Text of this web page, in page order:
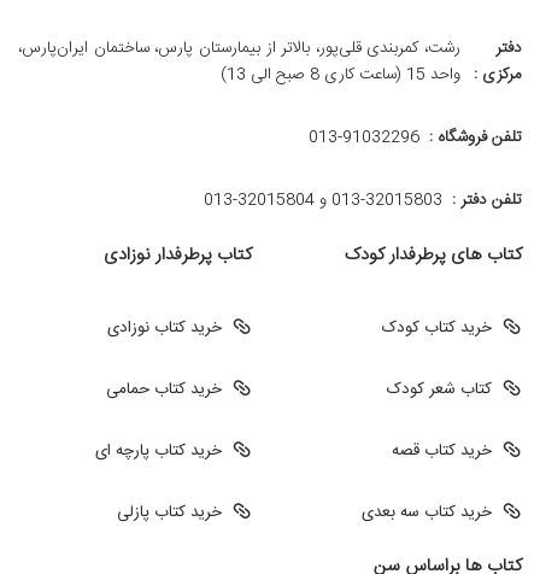
دفتر
مرکزی :
رشت، کمربندی قلی‌پور، بالاتر از بیمارستان پارس، ساختمان ایران‌پارس،
واحد 15 (ساعت کاری 8 صبح الی 13)
تلفن فروشگاه : 013-91032296
تلفن دفتر : 013-32015803 و 32015804-013
کتاب های پرطرفدار کودک
خرید کتاب کودک
کتاب شعر کودک
خرید کتاب قصه
خرید کتاب سه بعدی
کتاب پرطرفدار نوزادی
خرید کتاب نوزادی
خرید کتاب حمامی
خرید کتاب پارچه ای
خرید کتاب پازلی
کتاب ها براساس سن